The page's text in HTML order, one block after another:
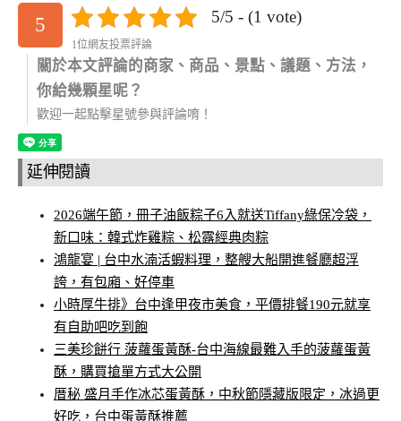
5 5/5 - (1 vote)
1位網友投票評論
關於本文評論的商家、商品、景點、議題、方法，
你給幾顆星呢？
歡迎一起點擊星號參與評論唷！
延伸閱讀
2026端午節，冊子油飯粽子6入就送Tiffany綠保冷袋，
新口味：韓式炸雞粽、松露經典肉粽
鴻龍宴 | 台中水湳活蝦料理，整艘大船開進餐廳超浮
誇，有包廂、好停車
小時厚牛排》台中逢甲夜市美食，平價排餐190元就享
有自助吧吃到飽
三美珍餅行 菠蘿蛋黃酥-台中海線最難入手的菠蘿蛋黃
酥，購買搶單方式大公開
厝秘 盛月手作冰芯蛋黃酥，中秋節隱藏版限定，冰過更
好吃，台中蛋黃酥推薦